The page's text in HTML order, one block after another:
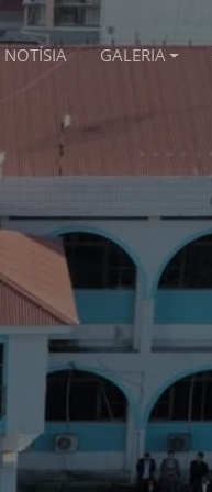
NOTÍSIA GALERIA